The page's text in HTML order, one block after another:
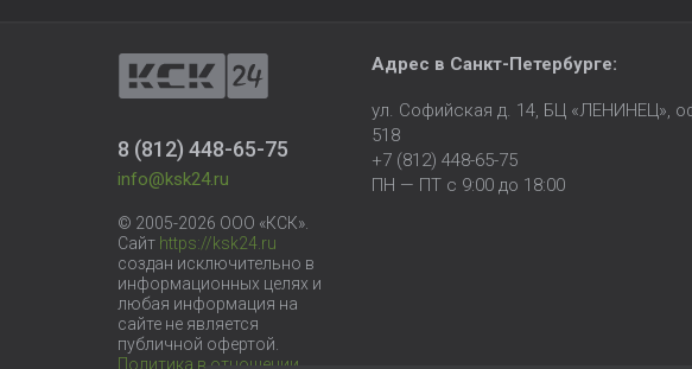
8 (812) 448-65-75
info@ksk24.ru
© 2005-2026 ООО «КСК».
Сайт https://ksk24.ru
создан исключительно в
информационных целях и
любая информация на
сайте не является
публичной офертой.
Политика в отношении
Адрес в Санкт-Петербурге:
ул. Софийская д. 14, БЦ «ЛЕНИНЕЦ»,
518
+7 (812) 448-65-75
ПН — ПТ с 9:00 до 18:00